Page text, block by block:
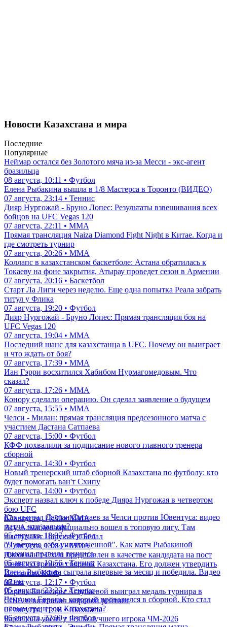
Новости Казахстана и мира
Последние
Популярные
Неймар остался без Золотого мяча из-за Месси - экс-агент
бразильца
08 августа, 10:11 • Футбол
Елена Рыбакина вышла в 1/8 Мастерса в Торонто (ВИДЕО)
07 августа, 23:14 • Теннис
Дияр Нургожай - Бруно Лопес: Результаты взвешивания всех
бойцов на UFC Vegas 120
07 августа, 22:11 • ММА
Прямая трансляция Naiza Diamond Fight Night в Китае. Когда и
где смотреть турнир
07 августа, 20:26 • ММА
Коллапс в казахстанском баскетболе: Астана обратилась к
Токаеву на фоне закрытия, Атырау проведет сезон в Армении
07 августа, 20:16 • Баскетбол
Старт Ла Лиги через неделю. Еще одна попытка Реала забрать
титул у Флика
07 августа, 19:20 • Футбол
Дияр Нургожай - Бруно Лопес: Прямая трансляция боя на
UFC Vegas 120
07 августа, 19:04 • ММА
Последний шанс для казахстанца в UFC. Почему он выиграет
и что ждать от боя?
07 августа, 17:39 • ММА
Иан Гэрри восхитился Хабибом Нурмагомедовым. Что
сказал?
07 августа, 17:26 • ММА
Конору сделали операцию. Он сделал заявление о будущем
07 августа, 15:55 • ММА
Челси - Милан: прямая трансляция предсезонного матча с
участием Дастана Сатпаева
07 августа, 15:00 • Футбол
КФФ похвалили за подписание нового главного тренера
сборной
07 августа, 14:30 • Футбол
Новый тренерский штаб сборной Казахстана по футболу: кто
будет помогать ван'т Схипу
07 августа, 14:00 • Футбол
Эксперт назвал ключ к победе Дияра Нургожая в четвертом
бою UFC
07 августа, 13:30 • ММА
Асу Алмабаев официально вошел в топовую лигу. Там
выступают Царукян и Белал
07 августа, 13:04 • ММА
Джон ван'т Схип представлен в качестве кандидата на пост
главного тренера сборной Казахстана. Его должен утвердить
Исполком КФФ
07 августа, 12:17 • Футбол
Парень Бибисары Асаубаевой выиграл медаль турнира в
США и возглавил мировой рейтинг
07 августа, 11:18 • Шахматы
Барселона увела у Реала лучшего игрока ЧМ-2026
Как сыграл Дастан Сатпаев за Челси против Ювентуса: видео
матча, что дальше?
05 августа, 18:07 • Футбол
"Чувствую себя уничтоженной". Как матч Рыбакиной
изменил правила тенниса
05 августа, 19:56 • Теннис
Елена Рыбакина сыграла впервые за месяц и победила. Видео
матча
05 августа, 23:23 • Теннис
Чемпион Европы, который провалился в сборной. Кто стал
новым тренером Казахстана?
06 августа, 22:00 • Футбол